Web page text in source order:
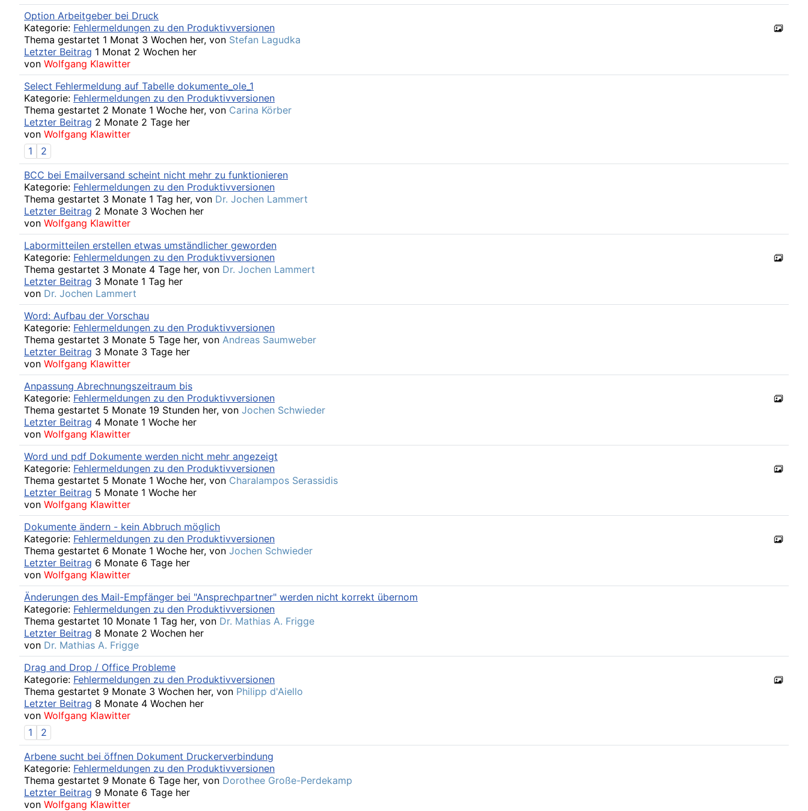
Option Arbeitgeber bei Druck
Kategorie: Fehlermeldungen zu den Produktivversionen
Thema gestartet 1 Monat 3 Wochen her, von Stefan Lagudka
Letzter Beitrag 1 Monat 2 Wochen her
von Wolfgang Klawitter
Select Fehlermeldung auf Tabelle dokumente_ole_1
Kategorie: Fehlermeldungen zu den Produktivversionen
Thema gestartet 2 Monate 1 Woche her, von Carina Körber
Letzter Beitrag 2 Monate 2 Tage her
von Wolfgang Klawitter
1
2
BCC bei Emailversand scheint nicht mehr zu funktionieren
Kategorie: Fehlermeldungen zu den Produktivversionen
Thema gestartet 3 Monate 1 Tag her, von Dr. Jochen Lammert
Letzter Beitrag 2 Monate 3 Wochen her
von Wolfgang Klawitter
Labormitteilen erstellen etwas umständlicher geworden
Kategorie: Fehlermeldungen zu den Produktivversionen
Thema gestartet 3 Monate 4 Tage her, von Dr. Jochen Lammert
Letzter Beitrag 3 Monate 1 Tag her
von Dr. Jochen Lammert
Word: Aufbau der Vorschau
Kategorie: Fehlermeldungen zu den Produktivversionen
Thema gestartet 3 Monate 5 Tage her, von Andreas Saumweber
Letzter Beitrag 3 Monate 3 Tage her
von Wolfgang Klawitter
Anpassung Abrechnungszeitraum bis
Kategorie: Fehlermeldungen zu den Produktivversionen
Thema gestartet 5 Monate 19 Stunden her, von Jochen Schwieder
Letzter Beitrag 4 Monate 1 Woche her
von Wolfgang Klawitter
Word und pdf Dokumente werden nicht mehr angezeigt
Kategorie: Fehlermeldungen zu den Produktivversionen
Thema gestartet 5 Monate 1 Woche her, von Charalampos Serassidis
Letzter Beitrag 5 Monate 1 Woche her
von Wolfgang Klawitter
Dokumente ändern - kein Abbruch möglich
Kategorie: Fehlermeldungen zu den Produktivversionen
Thema gestartet 6 Monate 1 Woche her, von Jochen Schwieder
Letzter Beitrag 6 Monate 6 Tage her
von Wolfgang Klawitter
Änderungen des Mail-Empfänger bei "Ansprechpartner" werden nicht korrekt übernom
Kategorie: Fehlermeldungen zu den Produktivversionen
Thema gestartet 10 Monate 1 Tag her, von Dr. Mathias A. Frigge
Letzter Beitrag 8 Monate 2 Wochen her
von Dr. Mathias A. Frigge
Drag and Drop / Office Probleme
Kategorie: Fehlermeldungen zu den Produktivversionen
Thema gestartet 9 Monate 3 Wochen her, von Philipp d'Aiello
Letzter Beitrag 8 Monate 4 Wochen her
von Wolfgang Klawitter
1
2
Arbene sucht bei öffnen Dokument Druckerverbindung
Kategorie: Fehlermeldungen zu den Produktivversionen
Thema gestartet 9 Monate 6 Tage her, von Dorothee Große-Perdekamp
Letzter Beitrag 9 Monate 6 Tage her
von Wolfgang Klawitter